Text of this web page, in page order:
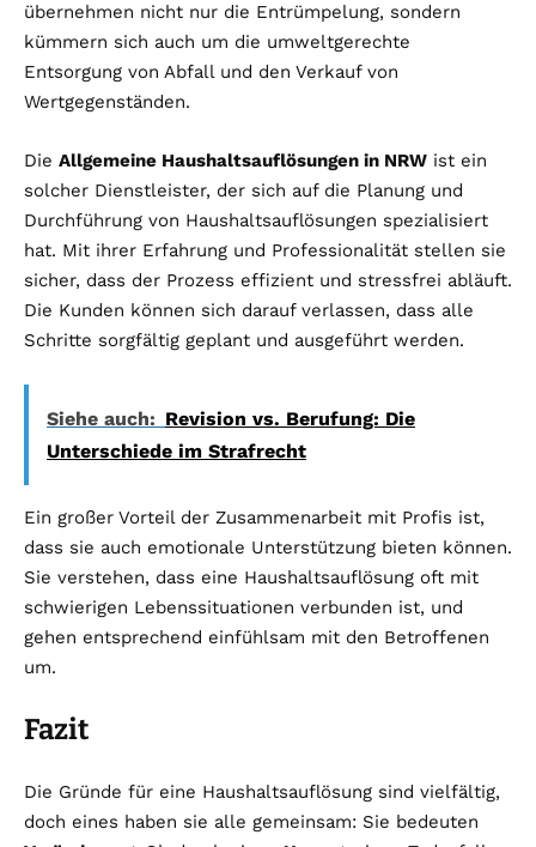
übernehmen nicht nur die Entrümpelung, sondern
kümmern sich auch um die umweltgerechte
Entsorgung von Abfall und den Verkauf von
Wertgegenständen.
Die Allgemeine Haushaltsauflösungen in NRW ist ein
solcher Dienstleister, der sich auf die Planung und
Durchführung von Haushaltsauflösungen spezialisiert
hat. Mit ihrer Erfahrung und Professionalität stellen sie
sicher, dass der Prozess effizient und stressfrei abläuft.
Die Kunden können sich darauf verlassen, dass alle
Schritte sorgfältig geplant und ausgeführt werden.
Siehe auch: Revision vs. Berufung: Die
Unterschiede im Strafrecht
Ein großer Vorteil der Zusammenarbeit mit Profis ist,
dass sie auch emotionale Unterstützung bieten können.
Sie verstehen, dass eine Haushaltsauflösung oft mit
schwierigen Lebenssituationen verbunden ist, und
gehen entsprechend einfühlsam mit den Betroffenen
um.
Fazit
Die Gründe für eine Haushaltsauflösung sind vielfältig,
doch eines haben sie alle gemeinsam: Sie bedeuten